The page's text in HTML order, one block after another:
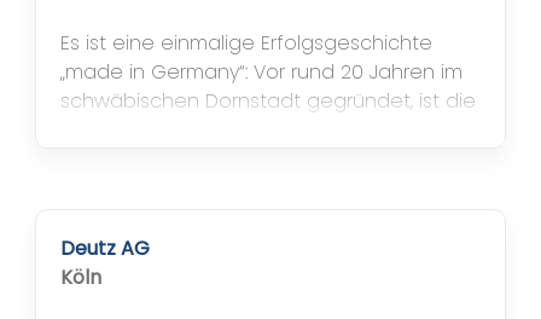
Es ist eine einmalige Erfolgsgeschichte
„made in Germany“: Vor rund 20 Jahren im
schwäbischen Dornstadt gegründet, ist die
und Life Science Industrie. Doch das
Wachstum fordert auch die Mitarbeiter und
Deutz AG
Köln